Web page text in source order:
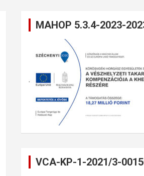
MAHOP 5.3.4-2023-
VCA-KP-1-2021/3-